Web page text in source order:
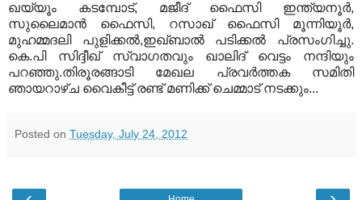
ഖയ്യൂം കടമ്പോട്, മജീദ് ഫൈസി ഇന്ത്യനൂര്‍,
സുലൈമാന്‍ ഫൈസി, റസാഖ് ഫൈസി മൂന്നിയൂര്‍,
മുഹമ്മദലി പുളിക്കല്‍,ഇഖ്ബാല്‍ പടിക്കല്‍ പ്രസംഗിച്ചു.
കെ.പി സിദ്ദീഖ് സ്വാഗതവും ഖാലിദ് വെട്ടം നന്ദിയും
പറഞ്ഞു.തിരൂരങ്ങാടി മേഖല പ്രവര്‍ത്തക സമിതി
ഞായറാഴ്ച വൈകീട്ട് രണ്ട് മണിക്ക് ചെമ്മാട് നടക്കും...
Posted on Tuesday, July 24, 2012